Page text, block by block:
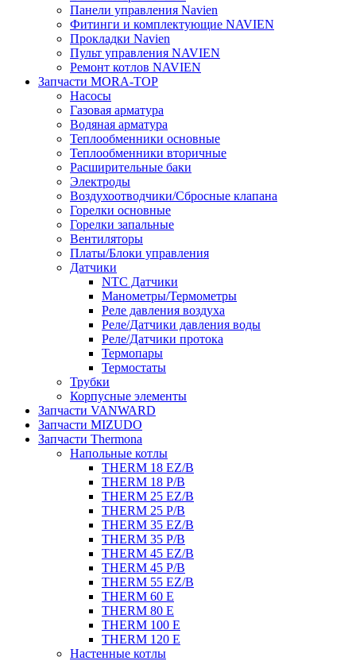
Панели управления Navien
Фитинги и комплектующие NAVIEN
Прокладки Navien
Пульт управления NAVIEN
Ремонт котлов NAVIEN
Запчасти MORA-TOP
Насосы
Газовая арматура
Водяная арматура
Теплообменники основные
Теплообменники вторичные
Расширительные баки
Электроды
Воздухоотводчики/Сбросные клапана
Горелки основные
Горелки запальные
Вентиляторы
Платы/Блоки управления
Датчики
NTC Датчики
Манометры/Термометры
Реле давления воздуха
Реле/Датчики давления воды
Реле/Датчики протока
Термопары
Термостаты
Трубки
Корпусные элементы
Запчасти VANWARD
Запчасти MIZUDO
Запчасти Thermona
Напольные котлы
THERM 18 EZ/B
THERM 18 P/B
THERM 25 EZ/B
THERM 25 P/B
THERM 35 EZ/B
THERM 35 P/B
THERM 45 EZ/B
THERM 45 P/B
THERM 55 EZ/B
THERM 60 E
THERM 80 E
THERM 100 E
THERM 120 E
Настенные котлы